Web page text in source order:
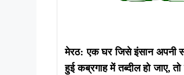
मेरठ: एक घर जिसे इंसान अपनी
हुई कब्रगाह में तब्दील हो जाए,